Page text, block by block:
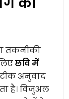
तकनीकी
छवि में
अनुवाद
है। विजुअल